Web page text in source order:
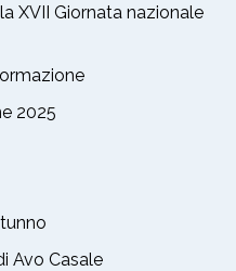
XVII Giornata nazionale
2025
Avo Casale